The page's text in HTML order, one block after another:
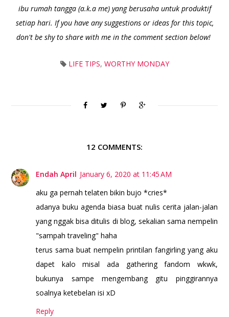
ibu rumah tangga (a.k.a me) yang berusaha untuk produktif
setiap hari. If you have any suggestions or ideas for this topic,
don't be shy to share with me in the comment section below!
LIFE TIPS, WORTHY MONDAY
12 COMMENTS:
Endah April January 6, 2020 at 11:45 AM
aku ga pernah telaten bikin bujo *cries*
adanya buku agenda biasa buat nulis cerita jalan-jalan
yang nggak bisa ditulis di blog, sekalian sama nempelin
"sampah traveling" haha
terus sama buat nempelin printilan fangirling yang aku
dapet kalo misal ada gathering fandom wkwk,
bukunya sampe mengembang gitu pinggirannya
soalnya ketebelan isi xD
Reply